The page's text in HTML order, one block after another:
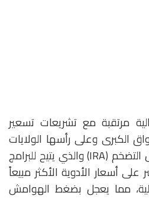
مرتقبة مع تشريعات تسعير
الكبرى وعلى رأسها الولايات
المتحدة عبر قانون تخفيض التضخم (IRA) والذي يتيح للبرامج
على أسعار الأدوية الأكثر مبيعاً
مما يعجل بضغط الهوامش